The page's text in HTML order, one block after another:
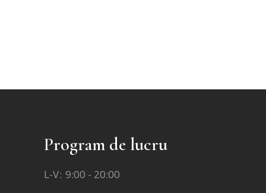
Program de lucru
L-V 9:00 - 20:00